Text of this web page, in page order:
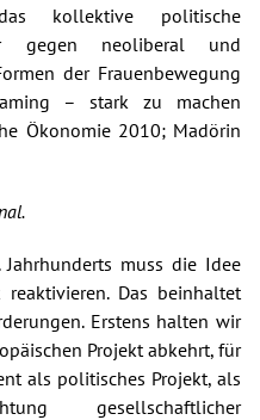
kollektive politische
gegen neoliberal und
der Frauenbewegung
– stark zu machen
Ökonomie 2010; Madörin
muss die Idee
Das beinhaltet
Erstens halten wir
Projekt abkehrt, für
als politisches Projekt, als
gesellschaftlicher